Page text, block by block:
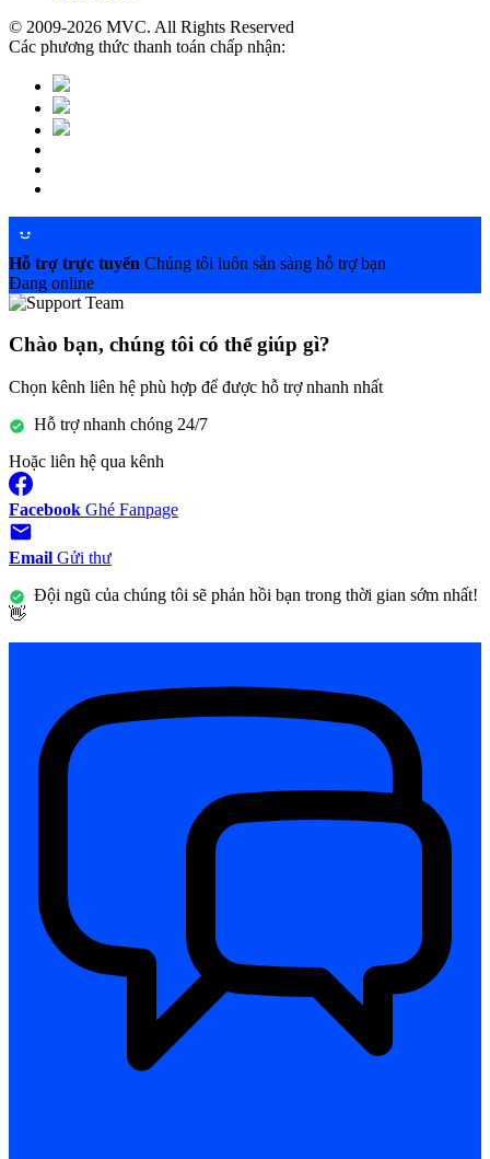
© 2009-2026 MVC. All Rights Reserved
Các phương thức thanh toán chấp nhận:
Hỗ trợ trực tuyến Chúng tôi luôn sẵn sàng hỗ trợ bạn
Đang online
Chào bạn, chúng tôi có thể giúp gì?
Chọn kênh liên hệ phù hợp để được hỗ trợ nhanh nhất
Hỗ trợ nhanh chóng 24/7
Hoặc liên hệ qua kênh
Facebook Ghé Fanpage
Email Gửi thư
Đội ngũ của chúng tôi sẽ phản hồi bạn trong thời gian sớm nhất!
👋